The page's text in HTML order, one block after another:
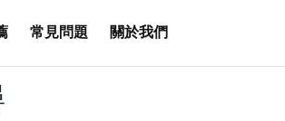
常見問題 關於我們